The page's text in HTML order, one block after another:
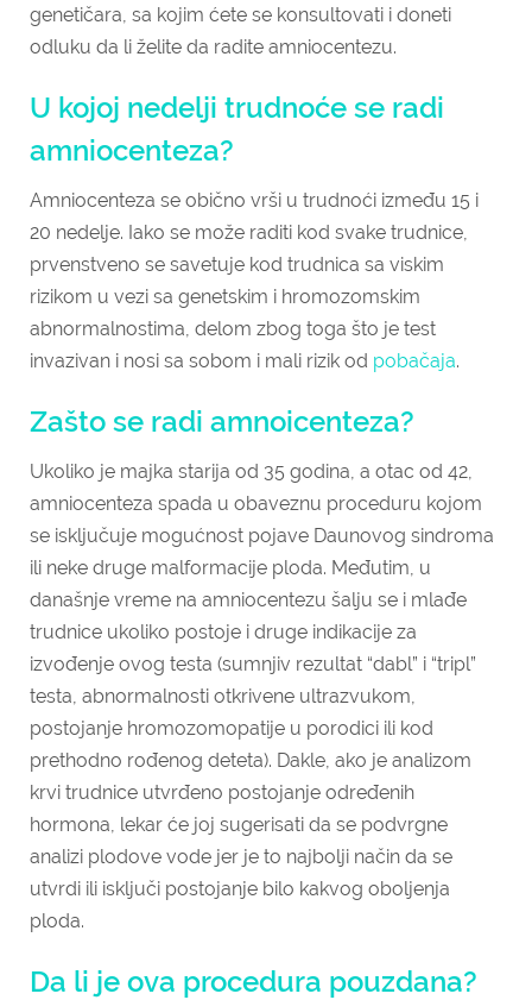
genetičara, sa kojim ćete se konsultovati i doneti
odluku da li želite da radite amniocentezu.
U kojoj nedelji trudnoće se radi
amniocenteza?
Amniocenteza se obično vrši u trudnoći između 15 i
20 nedelje. Iako se može raditi kod svake trudnice,
prvenstveno se savetuje kod trudnica sa viskim
rizikom u vezi sa genetskim i hromozomskim
abnormalnostima, delom zbog toga što je test
invazivan i nosi sa sobom i mali rizik od pobačaja.
Zašto se radi amnoicenteza?
Ukoliko je majka starija od 35 godina, a otac od 42,
amniocenteza spada u obaveznu proceduru kojom
se isključuje mogućnost pojave Daunovog sindroma
ili neke druge malformacije ploda. Međutim, u
današnje vreme na amniocentezu šalju se i mlađe
trudnice ukoliko postoje i druge indikacije za
izvođenje ovog testa (sumnjiv rezultat “dabl” i “tripl”
testa, abnormalnosti otkrivene ultrazvukom,
postojanje hromozomopatije u porodici ili kod
prethodno rođenog deteta). Dakle, ako je analizom
krvi trudnice utvrđeno postojanje određenih
hormona, lekar će joj sugerisati da se podvrgne
analizi plodove vode jer je to najbolji način da se
utvrdi ili isključi postojanje bilo kakvog oboljenja
ploda.
Da li je ova procedura pouzdana?